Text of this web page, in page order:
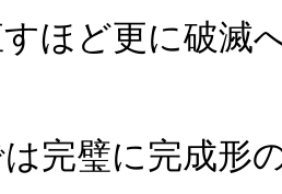
ほど更に破滅
完璧に完成形